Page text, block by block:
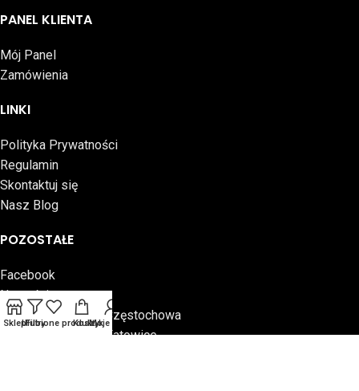
PANEL KLIENTA
Mój Panel
Zamówienia
LINKI
Polityka Prywatności
Regulamin
Skontaktuj się
Nasz Blog
POZOSTAŁE
Facebook
Nowości
Płytki Ceramiczne Częstochowa
Płytki Ceramiczne Katowice
SklepFiltry
Ulubione produkty
KoszykMoje konto